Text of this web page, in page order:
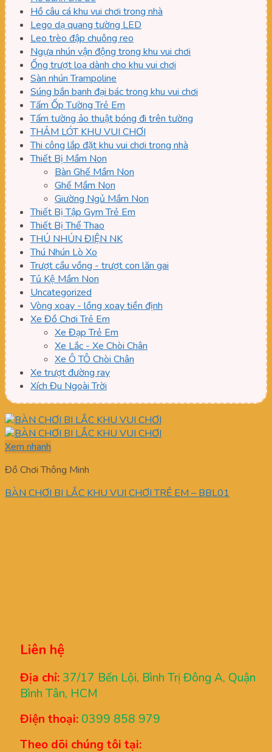
Hồ câu cá khu vui chơi trong nhà
Lego dạ quang tường LED
Leo trèo đập chuông reo
Ngựa nhún vận động trong khu vui chơi
Ống trượt loa dành cho khu vui chơi
Sàn nhún Trampoline
Súng bắn banh đại bác trong khu vui chơi
Tấm Ốp Tường Trẻ Em
Tấm tường ảo thuật bóng đi trên tường
THẢM LÓT KHU VUI CHƠI
Thi công lắp đặt khu vui chơi trong nhà
Thiết Bị Mầm Non
Bàn Ghế Mầm Non
Ghế Mầm Non
Giường Ngủ Mầm Non
Thiết Bị Tập Gym Trẻ Em
Thiết Bị Thể Thao
THÚ NHÚN ĐIỆN NK
Thú Nhún Lò Xo
Trượt cầu vồng - trượt con lăn gai
Tủ Kệ Mầm Non
Uncategorized
Vòng xoay - lồng xoay tiền định
Xe Đồ Chơi Trẻ Em
Xe Đạp Trẻ Em
Xe Lắc - Xe Chòi Chân
Xe Ô TÔ Chòi Chân
Xe trượt đường ray
Xích Đu Ngoài Trời
Xem nhanh
Đồ Chơi Thông Minh
BÀN CHƠI BI LẮC KHU VUI CHƠI TRẺ EM – BBL01
Liên hệ
Địa chỉ: 37/17 Bến Lội, Bình Trị Đông A, Quận
Bình Tân, HCM
Điện thoại: 0399 858 979
Theo dõi chúng tôi tại: